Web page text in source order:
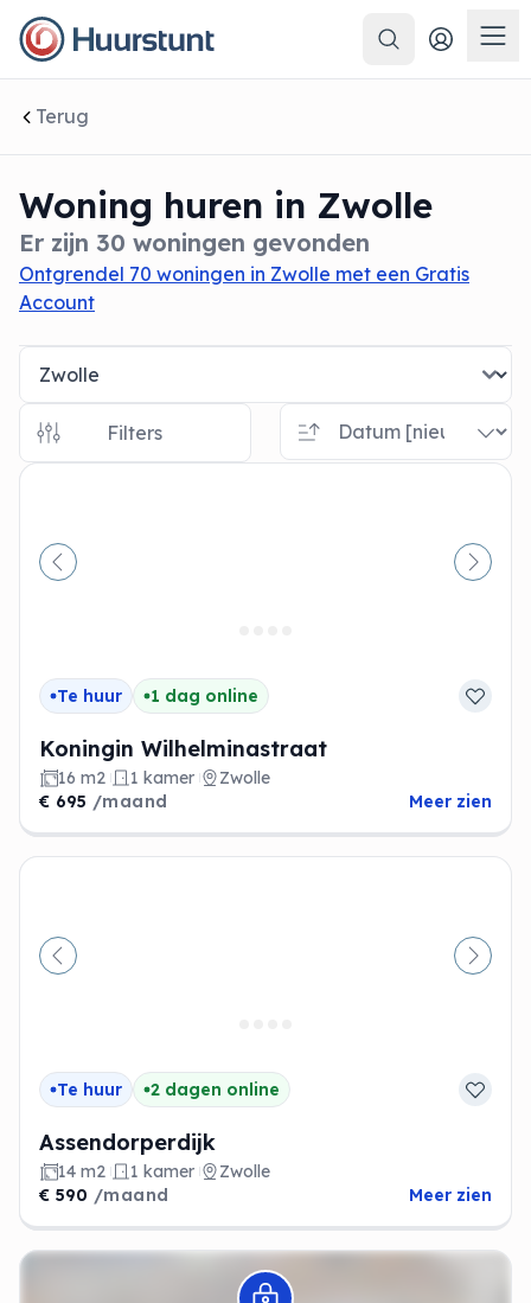
Zoeken
Terug
Woning huren in Zwolle
Er zijn 30 woningen gevonden
Ontgrendel 70 woningen in Zwolle met een Gratis
Account
sluiten
Filters
Vorige
Te huur 1 dag online
Koningin Wilhelminastraat
16 m2 1 kamer
Zwolle
€ 695 /maand Meer zien
Vorige
Te huur 2 dagen online
Assendorperdijk
14 m2 1 kamer
Zwolle
€ 590 /maand Meer zien
Modal openen